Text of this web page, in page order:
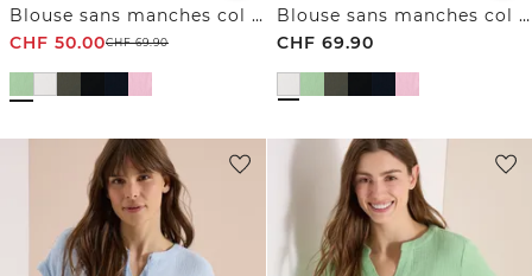
Blouse sans manches col V en gaze de coton
CHF 50.00CHF69.90
Blouse sans manches col V en gaze de coton
CHF 69.90